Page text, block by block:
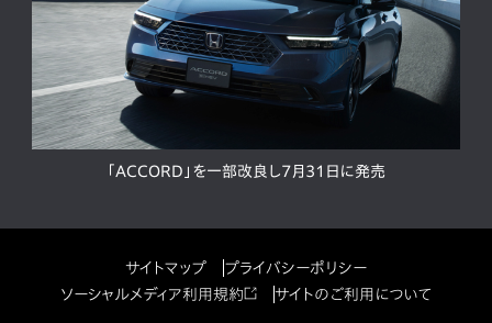
「ACCORD」を一部改良し7月31日に発売
サイトマップ
プライバシーポリシー
ソーシャルメディア利用規約
サイトのご利用について